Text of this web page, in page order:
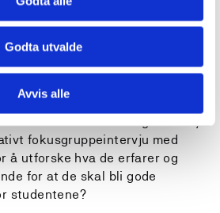
Godta utvalde
Avvis alle
ut KBP læringsverktøy, mens i
å fylle ut. Førsteforfatter
og gjennomføre
holdnings- og
I tillegg vil det gjøres analyser
viser i KBP læringsverktøy. I
fokusgruppeintervju med
å utforske hva de erfarer og
for at de skal bli gode
studentene?